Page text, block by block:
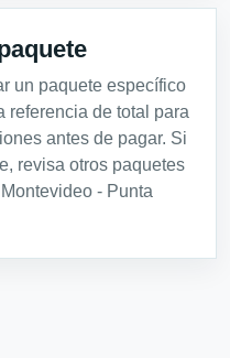
un paquete específico
referencia de total para
antes de pagar. Si
revisa otros paquetes
- Punta